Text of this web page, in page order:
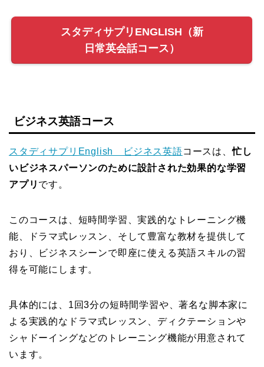
スタディサプリENGLISH（新
日常英会話コース）
ビジネス英語コース
スタディサプリEnglish ビジネス英語コースは、忙し
いビジネスパーソンのために設計された効果的な学習
アプリ です。
このコースは、短時間学習、実践的なトレーニング機
能、ドラマ式レッスン、そして豊富な教材を提供して
おり、ビジネスシーンで即座に使える英語スキルの習
得を可能にします。
具体的には、1回3分の短時間学習や、著名な脚本家に
よる実践的なドラマ式レッスン、ディクテーションや
シャドーイングなどのトレーニング機能が用意されて
います。